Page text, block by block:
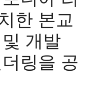
한 본교
개발
링을 공